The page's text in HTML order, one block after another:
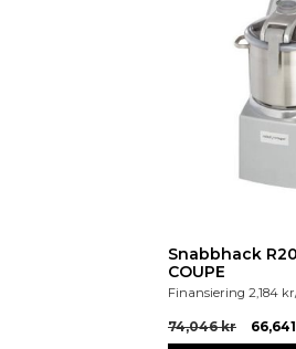
Snabbhack
COUPE
Finansiering 2,184 kr
74,046kr 66,641